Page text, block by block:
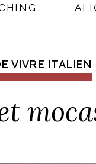
VIVRE ITALIEN